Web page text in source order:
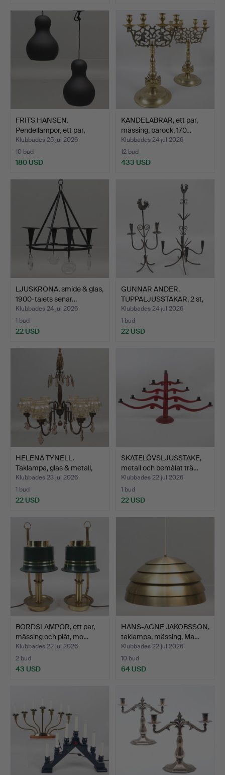
FRITS HANSEN.
Pendellampor, ett par,
svart…
Klubbades 25 jul 2026
10 bud
180 USD
KANDELABRAR, ett par,
mässing, barock, 170…
Klubbades 24 jul 2026
12 bud
433 USD
LJUSKRONA, smide & glas,
1900-talets senar…
Klubbades 24 jul 2026
1 bud
22 USD
GUNNAR ANDER.
TUPPALJUSSTAKAR, 2 st,
smide…
Klubbades 24 jul 2026
1 bud
22 USD
HELENA TYNELL.
Taklampa, glas & metall,
19…
Klubbades 23 jul 2026
1 bud
22 USD
SKATELÖVSLJUSSTAKE,
metall och bemålat trä…
Klubbades 22 jul 2026
1 bud
22 USD
BORDSLAMPOR, ett par,
mässing och plåt, mo…
Klubbades 22 jul 2026
2 bud
43 USD
HANS-AGNE JAKOBSSON,
taklampa, mässing, Ma…
Klubbades 22 jul 2026
10 bud
64 USD